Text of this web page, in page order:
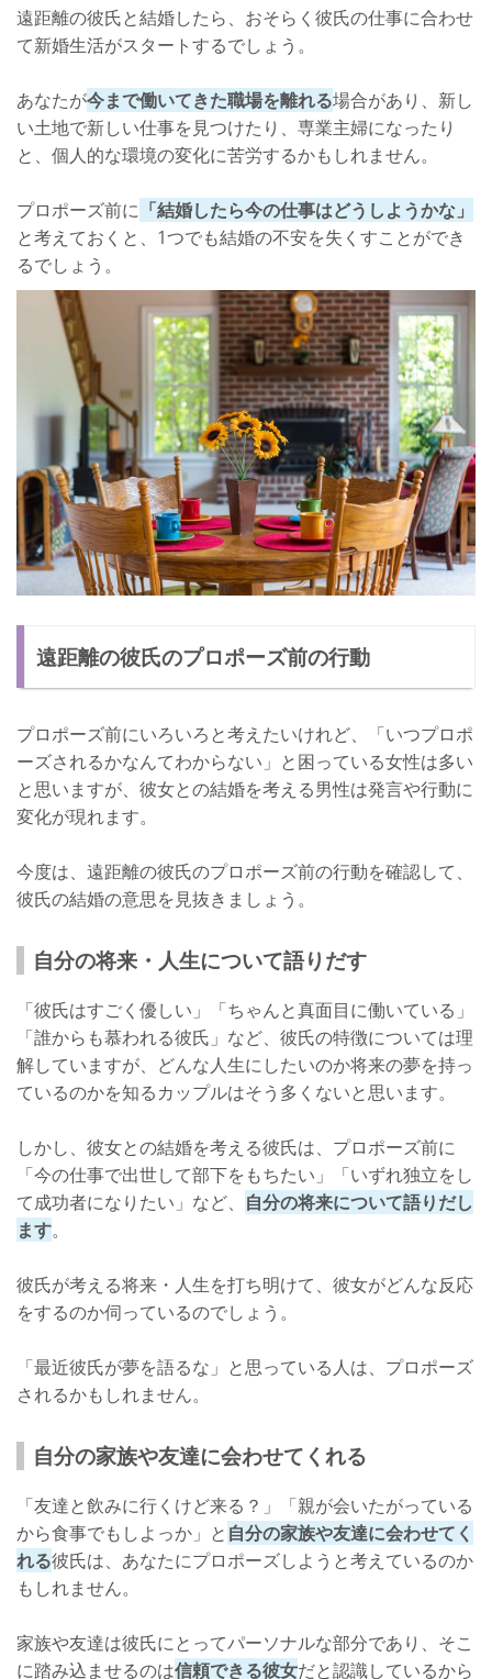
遠距離の彼氏と結婚したら、おそらく彼氏の仕事に合わせ
て新婚生活がスタートするでしょう。
あなたが今まで働いてきた職場を離れる場合があり、新し
い土地で新しい仕事を見つけたり、専業主婦になったり
と、個人的な環境の変化に苦労するかもしれません。
プロポーズ前に 「結婚したら今の仕事はどうしようかな」
と考えておくと、1つでも結婚の不安を失くすことができ
るでしょう。
遠距離の彼氏のプロポーズ前の行動
プロポーズ前にいろいろと考えたいけれど、「いつプロポ
ーズされるかなんてわからない」と困っている女性は多い
と思いますが、彼女との結婚を考える男性は発言や行動に
変化が現れます。
今度は、遠距離の彼氏のプロポーズ前の行動を確認して、
彼氏の結婚の意思を見抜きましょう。
自分の将来・人生について語りだす
「彼氏はすごく優しい」「ちゃんと真面目に働いている」
「誰からも慕われる彼氏」など、彼氏の特徴については理
解していますが、どんな人生にしたいのか将来の夢を持っ
ているのかを知るカップルはそう多くないと思います。
しかし、彼女との結婚を考える彼氏は、プロポーズ前に
「今の仕事で出世して部下をもちたい」「いずれ独立をし
て成功者になりたい」など、 自分の将来について語りだし
ます。
彼氏が考える将来・人生を打ち明けて、彼女がどんな反応
をするのか伺っているのでしょう。
「最近彼氏が夢を語るな」と思っている人は、プロポーズ
されるかもしれません。
自分の家族や友達に会わせてくれる
「友達と飲みに行くけど来る？」「親が会いたがっている
から食事でもしよっか」と 自分の家族や友達に会わせてく
れる彼氏は、あなたにプロポーズしようと考えているのか
もしれません。
家族や友達は彼氏にとってパーソナルな部分であり、そこ
に踏み込ませるのは信頼できる彼女だと認識しているから